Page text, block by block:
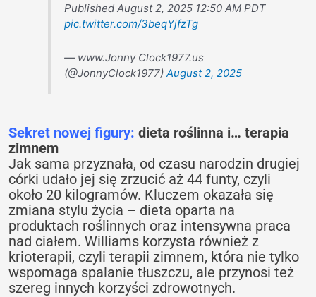
Published August 2, 2025 12:50 AM PDT
pic.twitter.com/3beqYjfzTg
— www.Jonny Clock1977.us
(@JonnyClock1977) August 2, 2025
Sekret nowej figury: dieta roślinna i… terapia
zimnem
Jak sama przyznała, od czasu narodzin drugiej
córki udało jej się zrzucić aż 44 funty, czyli
około 20 kilogramów. Kluczem okazała się
zmiana stylu życia – dieta oparta na
produktach roślinnych oraz intensywna praca
nad ciałem. Williams korzysta również z
krioterapii, czyli terapii zimnem, która nie tylko
wspomaga spalanie tłuszczu, ale przynosi też
szereg innych korzyści zdrowotnych.